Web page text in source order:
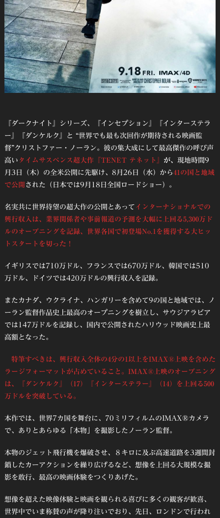
『ダークナイト』シリーズ、『インセプション』『インターステラ
ー』『ダンケルク』と “世界でも最も次回作が期待される映画監
督”クリストファー・ノーラン。彼の集大成にして最高傑作の呼び声
高い タイムサスペンス超大作『TENET テネット』 が、 現地時間9
月3日（木）の全米公開に先駆け、8月26日（水）から41の国と地域
で公開 された（日本では9月18日全国ロードショー）。
名実共に世界待望の超大作の公開とあって インターナショナルでの
興行収入は、業界関係者や事前報道の予測を大幅に上回る5,300万ド
ルのオープニングを記録、世界各国で初登場No.1を獲得する大ヒッ
トスタートを切った！
イギリスでは710万ドル、フランスでは670万ドル、韓国では510
万ドル、ドイツでは420万ドルの興行収入を記録。
またカナダ、ウクライナ、ハンガリーを含めて9の国と地域では、ノ
ーラン監督作品史上最高のオープニングを樹立し、サウジアラビア
では147万ドルを記録し、国内で公開されたハリウッド映画史上最
高額となった。
特筆すべきは、興行収入全体の4分の1以上をIMAX®上映を含めた
ラージフォーマットが占めていること。IMAX®上映のオープニング
は、『ダンケルク』（17）『インターステラー』（14）を上回る500
万ドルを突破している。
本作では、世界7カ国を舞台に、70ミリフィルムのIMAX®カメラ
で、ありとあらゆる「本物」を撮影したノーラン監督。
本物のジェット飛行機を爆破させ、８キロに及ぶ高速道路を3週間封
鎖したカーアクションを繰り広げるなど、想像を上回る大規模な撮
影を敢行、最高の映画体験をつくりあげた。
想像を超えた映像体験と映画を観られる喜びに多くの観客が歓喜、
世界中でいま称賛の声が降り注いでおり、先日、ロンドンで行われ